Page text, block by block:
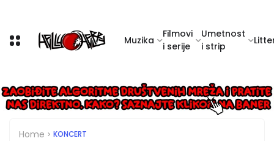
Muzika
Filmovi
i serije
Umetnost
i strip
Home KONCERT